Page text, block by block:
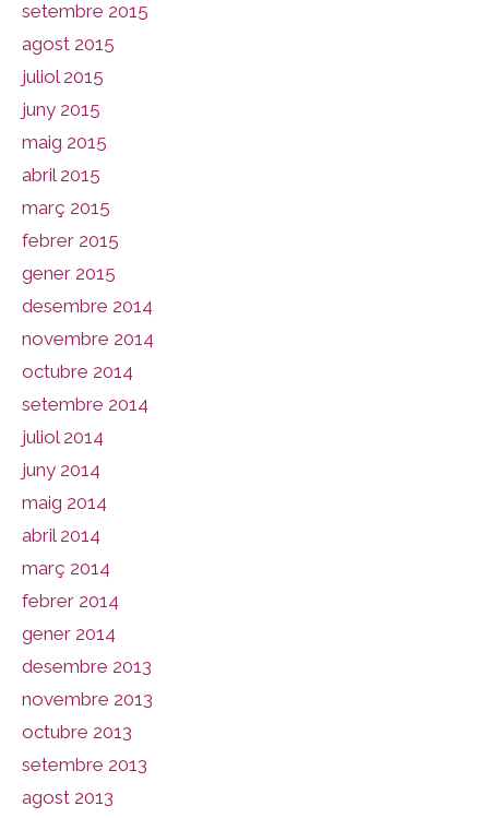
setembre 2015
agost 2015
juliol 2015
juny 2015
maig 2015
abril 2015
març 2015
febrer 2015
gener 2015
desembre 2014
novembre 2014
octubre 2014
setembre 2014
juliol 2014
juny 2014
maig 2014
abril 2014
març 2014
febrer 2014
gener 2014
desembre 2013
novembre 2013
octubre 2013
setembre 2013
agost 2013